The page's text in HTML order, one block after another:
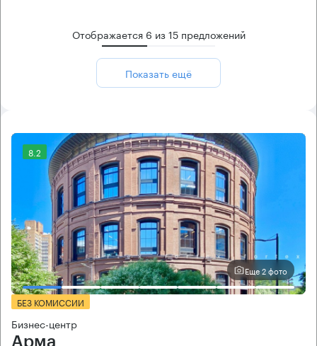
Отображается 6 из15предложений
Показать ещё
8.2
Еще 2 фото
БЕЗ КОМИССИИ
Бизнес-центр
Арма